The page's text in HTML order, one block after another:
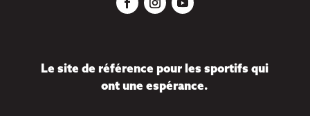
Le site de référence pour les sportifs qui
ont une espérance.